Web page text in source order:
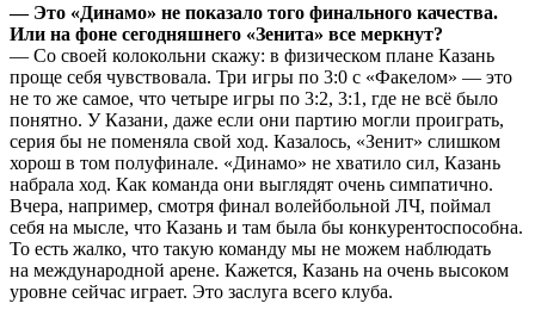
— Это «Динамо» не показало того финального качества.
Или на фоне сегодняшнего «Зенита» все меркнут?
— Со своей колокольни скажу: в физическом плане Казань
проще себя чувствовала. Три игры по 3:0 с «Факелом» — это
не то же самое, что четыре игры по 3:2, 3:1, где не всё было
понятно. У Казани, даже если они партию могли проиграть,
серия бы не поменяла свой ход. Казалось, «Зенит» слишком
хорош в том полуфинале. «Динамо» не хватило сил, Казань
набрала ход. Как команда они выглядят очень симпатично.
Вчера, например, смотря финал волейбольной ЛЧ, поймал
себя на мысле, что Казань и там была бы конкурентоспособна.
То есть жалко, что такую команду мы не можем наблюдать
на международной арене. Кажется, Казань на очень высоком
уровне сейчас играет. Это заслуга всего клуба.